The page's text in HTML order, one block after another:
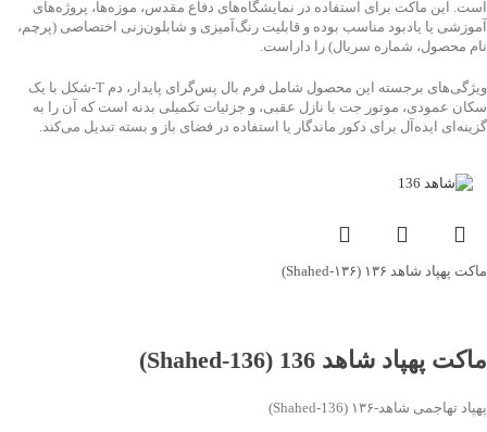
است. این ماکت برای استفاده در نمایشگاه‌های دفاع مقدس، موزه‌ها، پروژه‌های
آموزشی یا یادبود مناسب بوده و قابلیت رنگ‌آمیزی و شابلون‌زنی اختصاصی (پرچم،
نام محصول، شماره سریال) را داراست.
ویژگی‌های برجسته این محصول شامل فرم بال پس‌گرای پایدار، دم T‑شکل با یک
سکان عمودی، موتور جت با نازل عقبی، و جزئیات تکمیلی بدنه است که آن را به
گزینه‌ای ایده‌آل برای دکور ماندگار یا استفاده در فضای باز و بسته تبدیل می‌کند.
ماکت پهپاد شاهد ۱۳۶ (Shahed‑۱۳۶)
ماکت پهپاد شاهد 136 (Shahed‑136)
پهپاد تهاجمی شاهد‑۱۳۶ (Shahed‑136)